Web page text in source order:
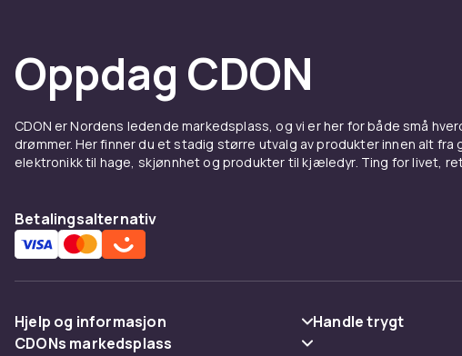
Oppdag CDON
CDON er Nordens ledende markedsplass, og vi er her for både små
drømmer. Her finner du et stadig større utvalg av produkter innen alt fra
elektronikk til hage, skjønnhet og produkter til kjæledyr. Ting for livet,
Betalingsalternativ
Hjelp og informasjon
Vanlige spørsmål
Handle trygt
CDONs markedsplass